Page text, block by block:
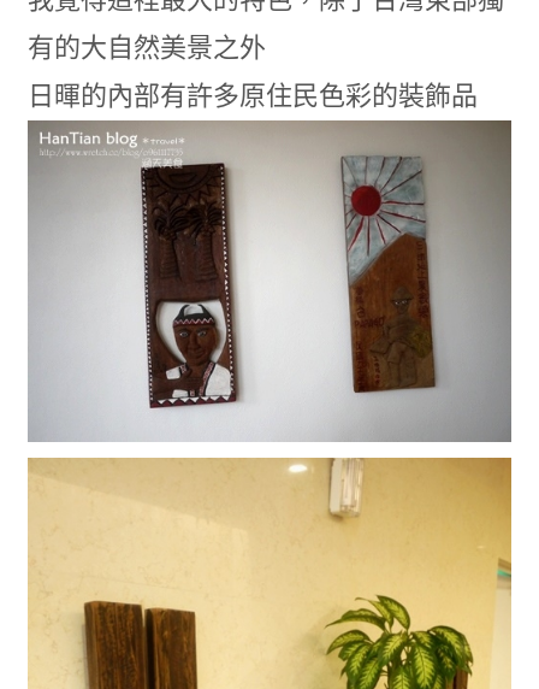
有的大自然美景之外
日暉的內部有許多原住民色彩的裝飾品